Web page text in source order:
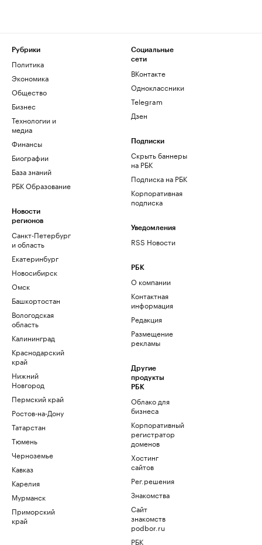
Рубрики
Политика
Экономика
Общество
Бизнес
Технологии и
медиа
Финансы
Биографии
База знаний
РБК Образование
Новости
регионов
Санкт-Петербург
и область
Екатеринбург
Новосибирск
Омск
Башкортостан
Вологодская
область
Калининград
Краснодарский
край
Нижний
Новгород
Пермский край
Ростов-на-Дону
Татарстан
Тюмень
Черноземье
Кавказ
Карелия
Мурманск
Приморский
край
Социальные
сети
ВКонтакте
Одноклассники
Telegram
Дзен
Подписки
Скрыть баннеры
на РБК
Подписка на РБК
Корпоративная
подписка
Уведомления
RSS Новости
РБК
О компании
Контактная
информация
Редакция
Размещение
рекламы
Другие
продукты
РБК
Облако для
бизнеса
Корпоративный
регистратор
доменов
Хостинг
сайтов
Рег.решения
Знакомства
Сайт
знакомств
podbor.ru
РБК